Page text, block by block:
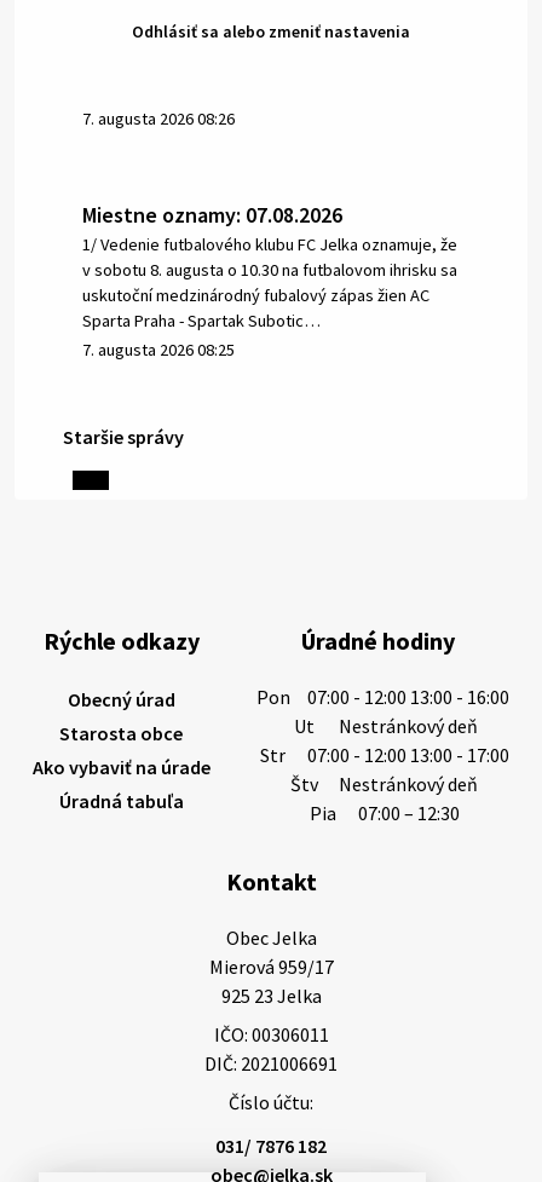
Odhlásiť sa alebo zmeniť nastavenia
7. augusta 2026 08:26
Miestne oznamy: 07.08.2026
1/ Vedenie futbalového klubu FC Jelka oznamuje, že
v sobotu 8. augusta o 10.30 na futbalovom ihrisku sa
uskutoční medzinárodný fubalový zápas žien AC
Sparta Praha - Spartak Subotic…
7. augusta 2026 08:25
6. augusta 2026 08:13
výdatnosti vodárenských zdrojov.
Západoslovenská vodárenská spoločnosť preto
6. augusta 2026 08:12
5. augusta 2026 13:10
Smútočný oznam: 05.08.2026 1/ Vážení obyvatelia!S
hlbokým zármutkom Vám oznamujeme, že vo veku
73 rokov nás opustila Irena Tanková, rodená
Tanková. Pohreb zosnulej bude dňa 6.08.20…
5. augusta 2026 12:59
Staršie správy
Rýchle odkazy
Obecný úrad
Starosta obce
Ako vybaviť na úrade
Úradná tabuľa
Úradné hodiny
Pon
07:00 - 12:00 13:00 - 16:00
Ut
Nestránkový deň
Str
07:00 - 12:00 13:00 - 17:00
Štv
Nestránkový deň
Pia
07:00 – 12:30
Kontakt
Obec Jelka
Mierová 959/17
925 23 Jelka
IČO: 00306011
DIČ: 2021006691
Číslo účtu:
031/ 7876 182
obec@jelka.sk